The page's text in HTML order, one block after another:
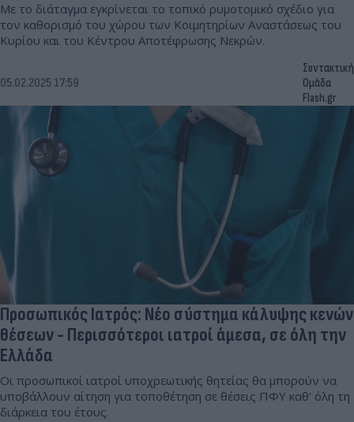
Με το διάταγμα εγκρίνεται το τοπικό ρυμοτομικό σχέδιο για
τον καθορισμό του χώρου των Κοιμητηρίων Αναστάσεως του
Κυρίου και του Κέντρου Αποτέφρωσης Νεκρών.
05.02.2025 17:59
Συντακτική
Ομάδα
Flash.gr
Προσωπικός Ιατρός: Nέο σύστημα κάλυψης κενών
θέσεων - Περισσότεροι ιατροί άμεσα, σε όλη την
Ελλάδα
Οι προσωπικοί ιατροί υποχρεωτικής θητείας θα μπορούν να
υποβάλλουν αίτηση για τοποθέτηση σε θέσεις ΠΦΥ καθ' όλη τη
διάρκεια του έτους.